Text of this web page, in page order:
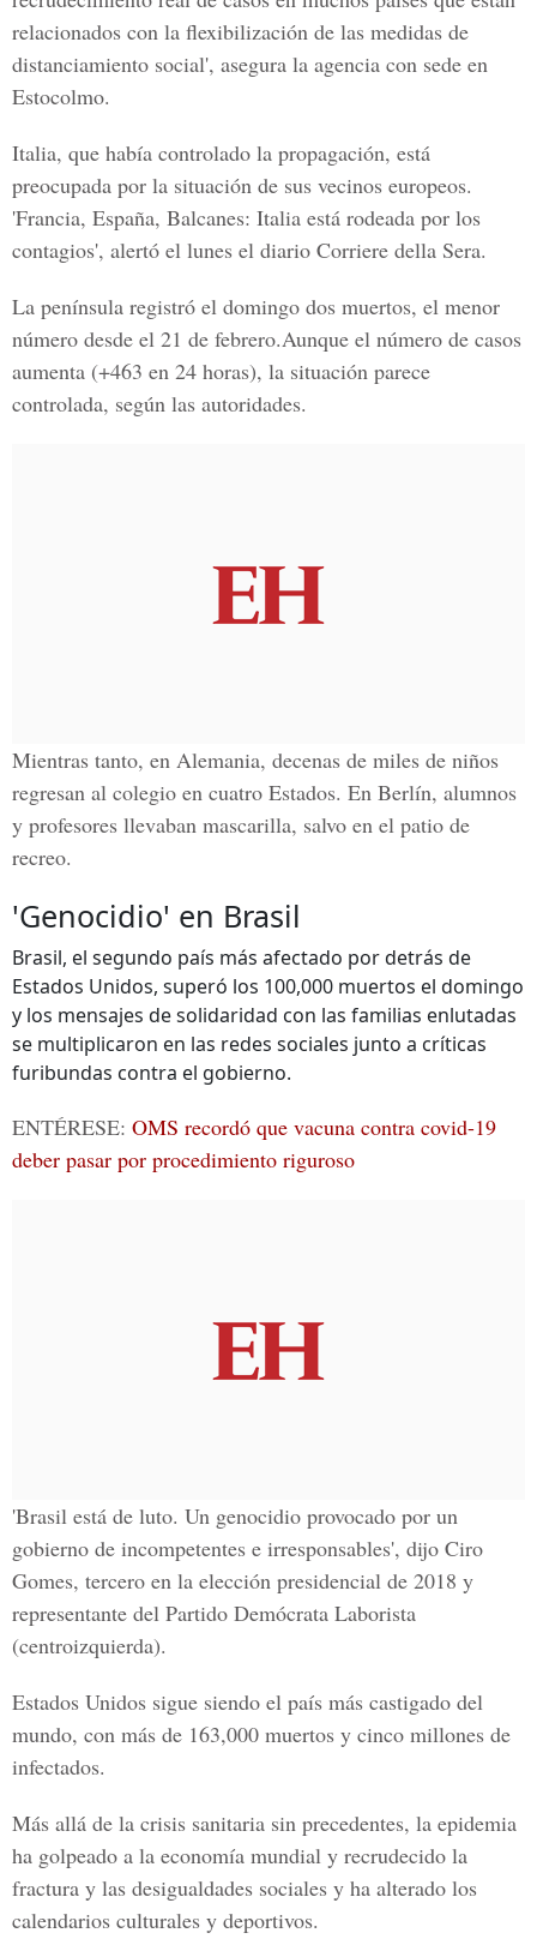
relacionados con la flexibilización de las medidas de
distanciamiento social', asegura la agencia con sede en
Estocolmo.
Italia, que había controlado la propagación, está
preocupada por la situación de sus vecinos europeos.
'Francia, España, Balcanes: Italia está rodeada por los
contagios', alertó el lunes el diario Corriere della Sera.
La península registró el domingo dos muertos, el menor
número desde el 21 de febrero.Aunque el número de casos
aumenta (+463 en 24 horas), la situación parece
controlada, según las autoridades.
Mientras tanto, en Alemania, decenas de miles de niños
regresan al colegio en cuatro Estados. En Berlín, alumnos
y profesores llevaban mascarilla, salvo en el patio de
recreo.
'Genocidio' en Brasil
Brasil, el segundo país más afectado por detrás de
Estados Unidos, superó los 100,000 muertos el domingo
y los mensajes de solidaridad con las familias enlutadas
se multiplicaron en las redes sociales junto a críticas
furibundas contra el gobierno.
ENTÉRESE: OMS recordó que vacuna contra covid-19
deber pasar por procedimiento riguroso
'Brasil está de luto. Un genocidio provocado por un
gobierno de incompetentes e irresponsables', dijo Ciro
Gomes, tercero en la elección presidencial de 2018 y
representante del Partido Demócrata Laborista
(centroizquierda).
Estados Unidos sigue siendo el país más castigado del
mundo, con más de 163,000 muertos y cinco millones de
infectados.
Más allá de la crisis sanitaria sin precedentes, la epidemia
ha golpeado a la economía mundial y recrudecido la
fractura y las desigualdades sociales y ha alterado los
calendarios culturales y deportivos.